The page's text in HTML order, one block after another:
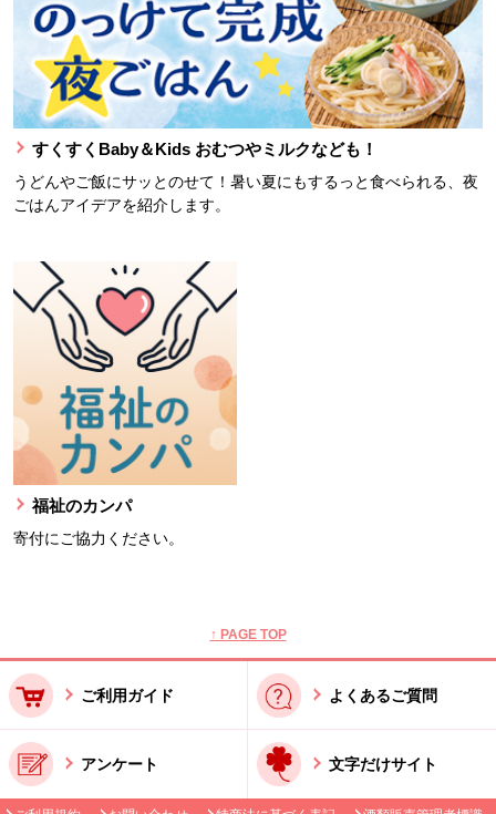
すくすくBaby＆Kids おむつやミルクなども！
うどんやご飯にサッとのせて！暑い夏にもするっと食べられる、夜
ごはんアイデアを紹介します。
福祉のカンパ
寄付にご協力ください。
↑ PAGE TOP
ご利用ガイド よくあるご質問
アンケート 文字だけサイト